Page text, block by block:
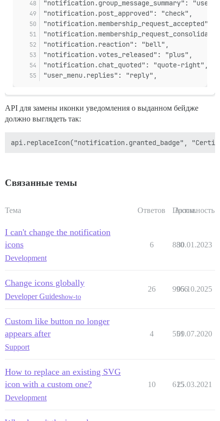
"notification.group_message_summary":
"notification.post_approved": "check",
"notification.membership_request_accepted":
"notification.reaction": "bell",
"notification.votes_released": "plus",
"notification.chat_quoted": "quote-right",
"user_menu.replies": "reply",
API для замены иконки уведомления о выданном бейдже
должно выглядеть так:
Связанные темы
Тема Ответов Просм.
Активность
I can't change the notification
icons
Development
6 880
30.01.2023
Change icons globally
Developer Guideshow-to
26 9966
05.10.2025
Custom like button no longer
appears after
Support
4 551
09.07.2020
How to replace an existing SVG
icon with a custom one?
Development
10 615
25.03.2021